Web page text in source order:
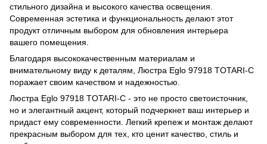
стильного дизайна и высокого качества освещения.
Современная эстетика и функциональность делают этот
продукт отличным выбором для обновления интерьера
вашего помещения.
Благодаря высококачественным материалам и
внимательному виду к деталям, Люстра Eglo 97918 TOTARI-C
поражает своим качеством и надежностью.
Люстра Eglo 97918 TOTARI-C - это не просто светоисточник,
но и элегантный акцент, который подчеркнет ваш интерьер и
придаст ему современности. Легкий крепеж и монтаж делают
прекрасным выбором для тех, кто ценит качество, стиль и